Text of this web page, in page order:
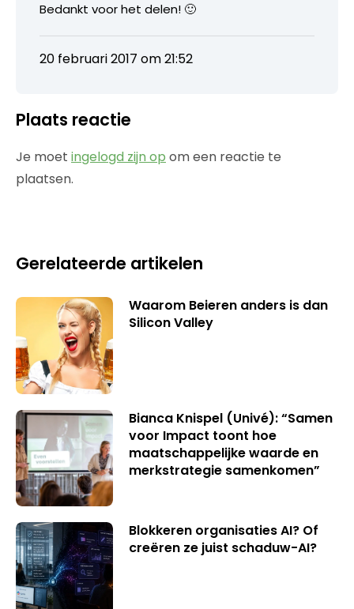
Bedankt voor het delen! 🙂
20 februari 2017 om 21:52
Plaats reactie
Je moet ingelogd zijn op om een reactie te
plaatsen.
Gerelateerde artikelen
Waarom Beieren anders is dan
Silicon Valley
Bianca Knispel (Univé): “Samen
voor Impact toont hoe
maatschappelijke waarde en
merkstrategie samenkomen”
Blokkeren organisaties AI? Of
creëren ze juist schaduw-AI?